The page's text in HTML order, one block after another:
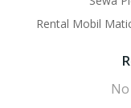
Rental Mobil